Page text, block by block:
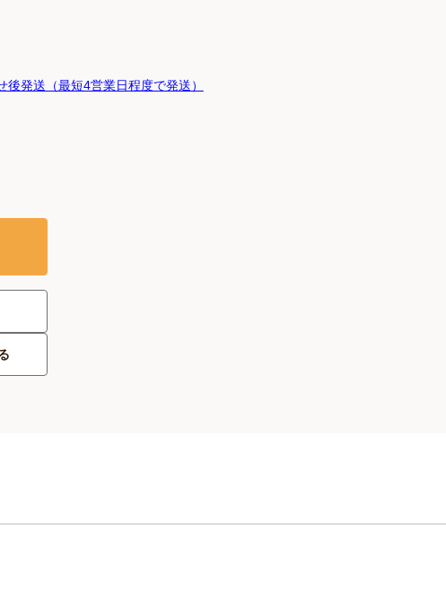
後発送（最短4営業日程度で発送）